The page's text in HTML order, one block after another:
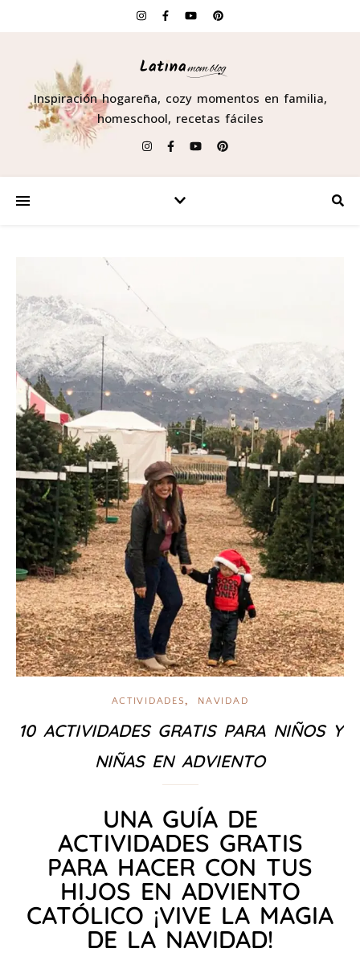
Inspiración hogareña, cozy momentos en familia,
homeschool, recetas fáciles
ACTIVIDADES , NAVIDAD
10 ACTIVIDADES GRATIS PARA NIÑOS Y
NIÑAS EN ADVIENTO
UNA GUÍA DE
ACTIVIDADES GRATIS
PARA HACER CON TUS
HIJOS EN ADVIENTO
CATÓLICO ¡VIVE LA MAGIA
DE LA NAVIDAD!